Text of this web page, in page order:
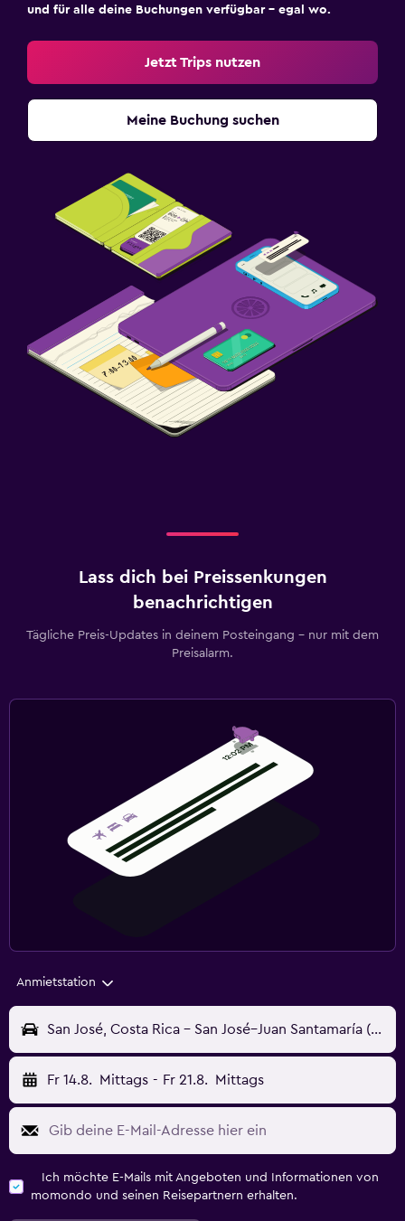
und für alle deine Buchungen verfügbar – egal wo.
Jetzt Trips nutzen
Meine Buchung suchen
Lass dich bei Preissenkungen
benachrichtigen
Tägliche Preis-Updates in deinem Posteingang – nur mit dem
Preisalarm.
Anmietstation
San José, Costa Rica - San José–Juan Santamaría (SJO)
Fr 14.8. Mittags - Fr 21.8. Mittags
Ich möchte E-Mails mit Angeboten und Informationen von
momondo und seinen Reisepartnern erhalten.